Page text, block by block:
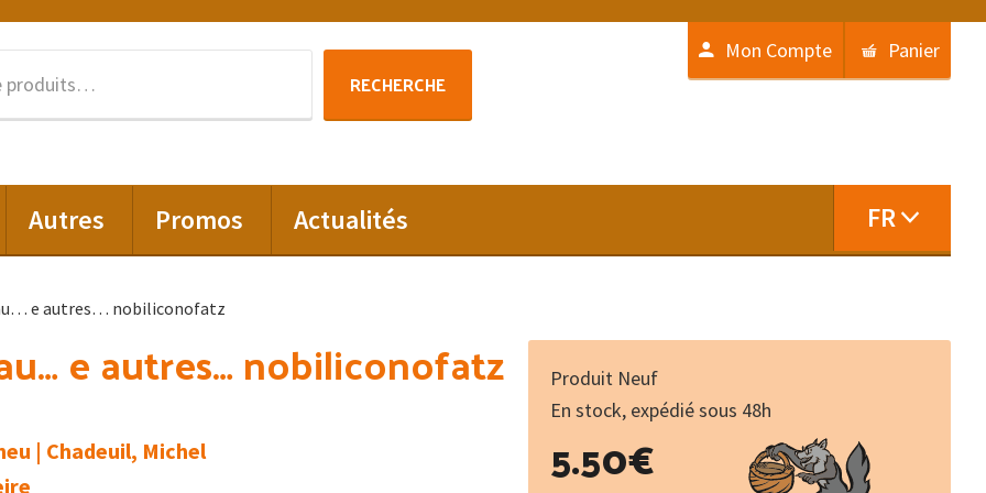
RECHERCHE
Mon Compte Panier
Autres Promos Actualités FR
e autres… nobiliconofatz
e autres… nobiliconofatz
| Chadeuil, Michel
Produit Neuf
En stock, expédié sous 48h
5.50€
de